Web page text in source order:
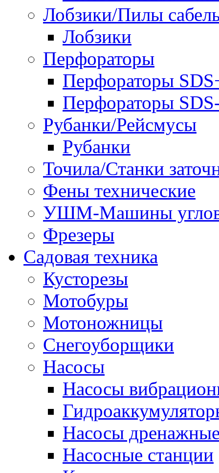
Лобзики/Пилы
Лобзики
Перфораторы
Перфораторы
Перфораторы
Рубанки/Рейсмусы
Рубанки
Точила/Станки
Фены технические
УШМ-Машины
Фрезеры
Садовая техника
Кусторезы
Мотобуры
Мотоножницы
Снегоуборщики
Насосы
Насосы
Насосы
Насосные станции